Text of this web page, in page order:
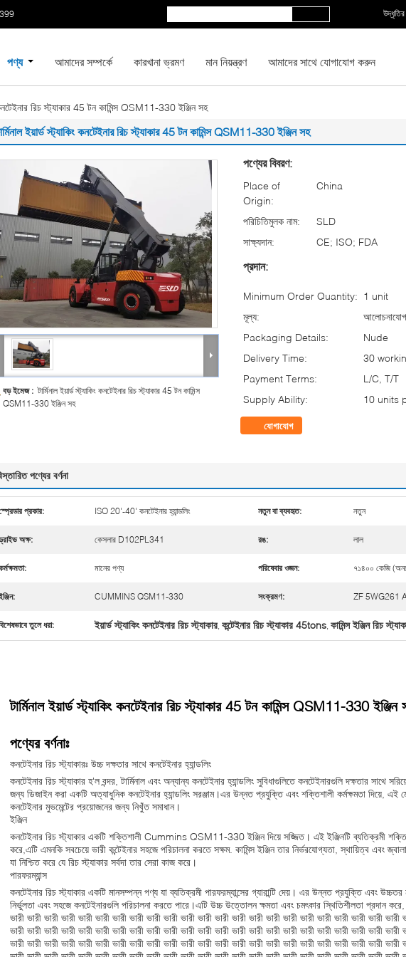
পণ্য আমাদের সম্পর্কে কারখানা ভ্রমণ মান নিয়ন্ত্রণ আমাদের সাথে যোগাযোগ করুন
কনটেইনার রিচ স্ট্যাকার 45 টন কামিন্স QSM11-330 ইঞ্জিন সহ
ইয়ার্ড স্ট্যাকিং কনটেইনার রিচ স্ট্যাকার 45 টন কামিন্স QSM11-330 ইঞ্জিন সহ
বড় ইমেজ :টার্মিনাল ইয়ার্ড স্ট্যাকিং কনটেইনার রিচ স্ট্যাকার 45 টন কামিন্স
QSM11-330 ইঞ্জিন সহ
পণ্যের বিবরণ:
Place of
Origin:
China
পরিচিতিমুলক নাম:
SLD
সাক্ষ্যদান:
CE; ISO; FDA
প্রদান:
Minimum Order Quantity: 1 unit
মূল্য:
Packaging Details:
Nude
Delivery Time:
30
Payment Terms:
L/C, T/T
Supply Ability:
10 units
যোগাযোগ
পণ্যের বর্ণনা
প্রকার: ISO 20'-40' কনটেইনার হ্যান্ডলিং নতুন বা ব্যবহৃত: নতুন
অক্ষ: কেসলার D102PL341 রঙ: লাল
মানের পণ্য পরিষেবার ওজন: ৭১৪০০ কেজি
CUMMINS QSM11-330 সংক্রমণ: ZF 5WG261
তুলে ধরা: ইয়ার্ড স্ট্যাকিং কনটেইনার রিচ স্ট্যাকার, কন্টেইনার রিচ স্ট্যাকার 45tons, কামিন্স ইঞ্জিন রিচ
টার্মিনাল ইয়ার্ড স্ট্যাকিং কনটেইনার রিচ স্ট্যাকার 45 টন কামিন্স QSM11-330 ইঞ্জিন
পণ্যের বর্ণনাঃ
কনটেইনার রিচ স্ট্যাকারঃ উচ্চ দক্ষতার সাথে কনটেইনার হ্যান্ডলিং
কনটেইনার রিচ স্ট্যাকার হ'ল বন্দর, টার্মিনাল এবং অন্যান্য কনটেইনার হ্যান্ডলিং সুবিধাগুলিতে কনটেইনারগুলি দক্ষতার সাথে
জন্য ডিজাইন করা একটি অত্যাধুনিক কনটেইনার হ্যান্ডলিং সরঞ্জাম।এর উন্নত প্রযুক্তি এবং শক্তিশালী কর্মক্ষমতা দিয়ে, এই
কনটেইনার মুভমেন্টের প্রয়োজনের জন্য নিখুঁত সমাধান।
ইঞ্জিন
কনটেইনার রিচ স্ট্যাকার একটি শক্তিশালী Cummins QSM11-330 ইঞ্জিন দিয়ে সজ্জিত। এই ইঞ্জিনটি ব্যতিক্রমী
করে,এটি এমনকি সবচেয়ে ভারী কন্টেইনার সহজে পরিচালনা করতে সক্ষম. কামিন্স ইঞ্জিন তার নির্ভরযোগ্যতা, স্থায়িত্ব এবং
যা নিশ্চিত করে যে রিচ স্ট্যাকার সর্বদা তার সেরা কাজ করে।
পারফরম্যান্স
কনটেইনার রিচ স্ট্যাকার একটি মানসম্পন্ন পণ্য যা ব্যতিক্রমী পারফরম্যান্সের গ্যারান্টি দেয়। এর উন্নত প্রযুক্তি এবং
নির্ভুলতা এবং সহজে কনটেইনারগুলি পরিচালনা করতে পারে।এটি উচ্চ উত্তোলন ক্ষমতা এবং চমৎকার স্থিতিশীলতা প্রদান করে,
ভারী ভারী ভারী ভারী ভারী ভারী ভারী ভারী ভারী ভারী ভারী ভারী ভারী ভারী ভারী ভারী ভারী ভারী ভারী ভারী ভারী ভারী ভারী
ভারী ভারী ভারী ভারী ভারী ভারী ভারী ভারী ভারী ভারী ভারী ভারী ভারী ভারী ভারী ভারী ভারী ভারী ভারী ভারী ভারী ভারী ভারী
ভারী ভারী ভারী ভারী ভারী ভারী ভারী ভারী ভারী ভারী ভারী ভারী ভারী ভারী ভারী ভারী ভারী ভারী ভারী ভারী ভারী ভারী ভারী